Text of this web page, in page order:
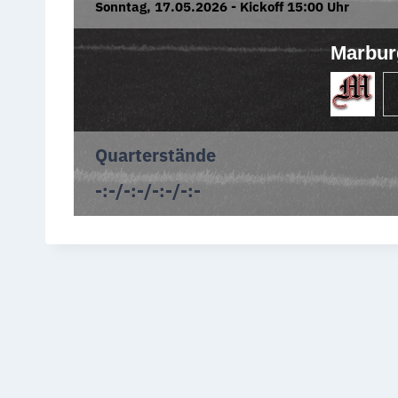
Sonntag, 17.05.2026 - Kickoff 15:00 Uhr
Quarterstände
-:-/-:-/-:-/-:-